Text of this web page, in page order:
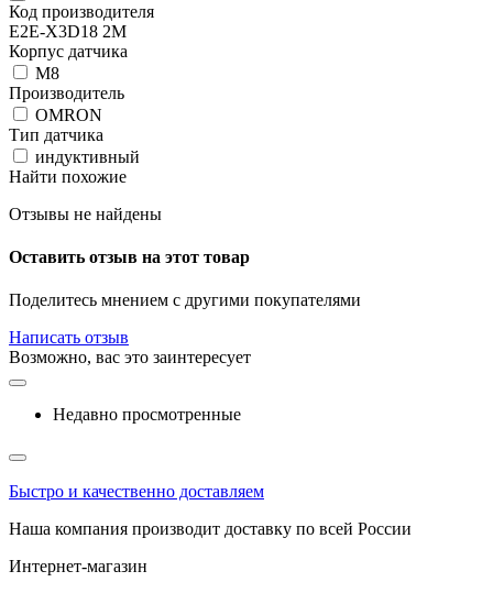
Код производителя
E2E-X3D18 2M
Корпус датчика
М8
Производитель
OMRON
Тип датчика
индуктивный
Найти похожие
Отзывы не найдены
Оставить отзыв на этот товар
Поделитесь мнением с другими покупателями
Написать отзыв
Возможно, вас это заинтересует
Недавно просмотренные
Быстро и качественно доставляем
Наша компания производит доставку по всей России
Интернет-магазин